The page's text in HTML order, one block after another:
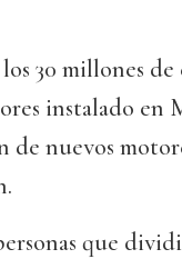
30 millones de
instalado en
de nuevos
que